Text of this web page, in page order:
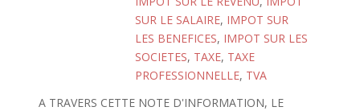
SUR LE SALAIRE, IMPOT SUR
LES BENEFICES, IMPOT SUR LES
SOCIETES, TAXE, TAXE
PROFESSIONNELLE, TVA
A TRAVERS CETTE NOTE D'INFORMATION, LE